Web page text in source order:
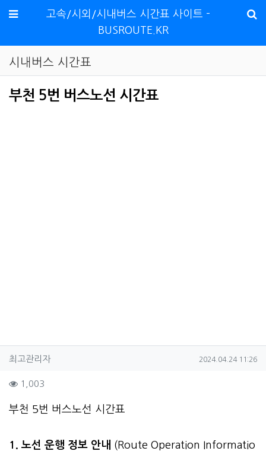
메뉴
고속/시외/시내버스 시간표 사이트 -
BUSROUTE.KR
시내버스 시간표
부천 5번 버스노선 시간표
작성자 정보
최고관리자작성 작성일
2024.04.24 11:26
컨텐츠 정보
1,003
본문
부천 5번 버스노선 시간표
1. 노선 운행 정보 안내 (Route Operation Informatio